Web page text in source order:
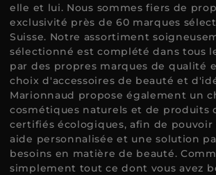
elle et lui. Nous sommes fiers de
exclusivité près de 60 marques
Suisse. Notre assortiment
sélectionné est complété dans tous
par des propres marques de qualité
choix d'accessoires de beauté et
Marionnaud propose également un
cosmétiques naturels et de produits
certifiés écologiques, afin de
aide personnalisée et une solution
besoins en matière de beauté.
simplement tout ce dont vous avez